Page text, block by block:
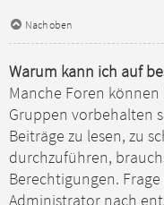
Nach oben
Warum kann ich auf
Manche Foren
Gruppen vorbehalten
Beiträge zu lesen, zu
durchzuführen,
Berechtigungen.
Administrator nach